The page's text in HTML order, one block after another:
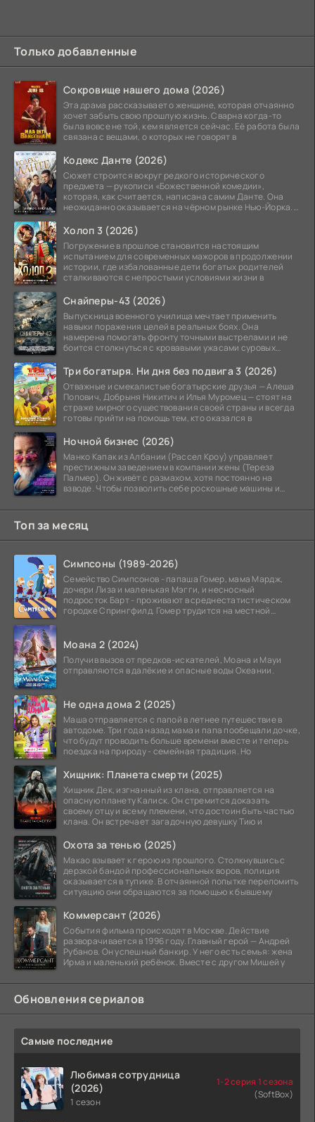
Только добавленные
Сокровище нашего дома (2026)
Эта драма рассказывает о женщине, которая отчаянно
хочет забыть свою прошлую жизнь. Сварна когда-то
была вовсе не той, кем является сейчас. Её работа была
связана с вещами, о которых не говорят в
Кодекс Данте (2026)
Сюжет строится вокруг редкого исторического
предмета — рукописи «Божественной комедии»,
которая, как считается, написана самим Данте. Она
неожиданно оказывается на чёрном рынке Нью-Йорка.
Холоп 3 (2026)
Погружение в прошлое становится настоящим
испытанием для современных мажоров в продолжении
истории, где избалованные дети богатых родителей
сталкиваются с непростыми условиями жизни в
Снайперы-43 (2026)
Выпускница военного училища мечтает применить
навыки поражения целей в реальных боях. Она
намерена помогать фронту точными выстрелами и не
боится столкнуться с кровавыми ужасами суровых
Три богатыря. Ни дня без подвига 3 (2026)
Отважные и смекалистые богатырские друзья — Алеша
Попович, Добрыня Никитич и Илья Муромец — стоят на
страже мирного существования своей страны и всегда
готовы прийти на помощь тем, кто оказался в
Ночной бизнес (2026)
Манко Капак из Албании (Рассел Кроу) управляет
престижным заведением в компании жены (Тереза
Палмер). Он живёт с размахом, хотя постоянно на
взводе. Чтобы позволить себе роскошные машины и
Топ за месяц
Симпсоны (1989-2026)
Семейство Симпсонов - папаша Гомер, мама Мардж,
дочери Лиза и маленькая Мэгги, и несносный
подросток Барт - проживают в среднестатистическом
городке Спрингфилд. Гомер трудится на местной
Моана 2 (2024)
Получив вызов от предков-искателей, Моана и Мауи
отправляются в далёкие и опасные воды Океании.
Не одна дома 2 (2025)
Маша отправляется с папой в летнее путешествие в
автодоме. Три года назад мама и папа пообещали дочке,
что будут проводить больше времени вместе и теперь
поездка на природу - семейная традиция. Но
Хищник: Планета смерти (2025)
Хищник Дек, изгнанный из клана, отправляется на
опасную планету Калиск. Он стремится доказать
своему отцу и всему племени, что достоин быть частью
клана. Он встречает загадочную девушку Тию и
Охота за тенью (2025)
Макао взывает к герою из прошлого. Столкнувшись с
дерзкой бандой профессиональных воров, полиция
оказывается в тупике. В отчаянной попытке переломить
ситуацию они обращаются за помощью к бывшему
Коммерсант (2026)
События фильма происходят в Москве. Действие
разворачивается в 1996 году. Главный герой — Андрей
Рубанов. Он успешный банкир. У него есть семья: жена
Ирма и маленький ребёнок. Вместе с другом Мишей у
Обновления сериалов
Самые последние
Любимая сотрудница
(2026)
1 сезон
1-2 серия 1 сезона
(SoftBox)